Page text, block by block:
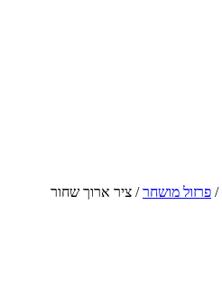
/ פרזול מושחר/ ציר ארוך שחור